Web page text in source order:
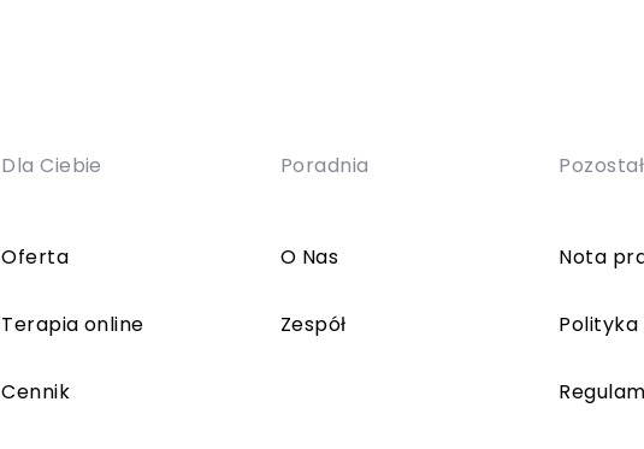
Dla Ciebie
Oferta
Terapia online
Cennik
Poradnia
O Nas
Zespół
Nota